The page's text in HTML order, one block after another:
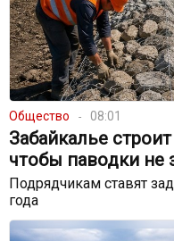
Общество 08:01
Забайкалье
чтобы паводки не
Подрядчикам ставят
года